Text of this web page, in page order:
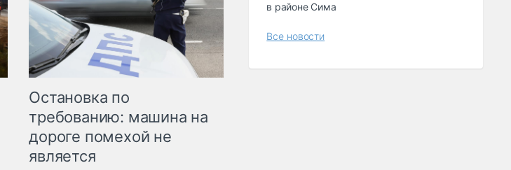
Остановка по
требованию: машина на
дороге помехой не
является
в районе Сима
Все новости